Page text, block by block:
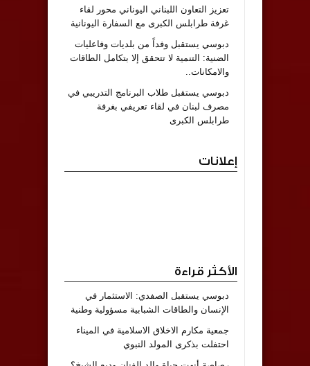
تعزيز التعاون اللبناني اليوناني محور لقاء
غرفة طرابلس الكبرى مع السفارة اليونانية
دبوسي يستقبل وفداً من بلديات وفاعليات
الضنية: التنمية لا تتحقق إلا بتكامل الطاقات
والامكانات..
دبوسي يستقبل طلاب البرنامج التدريبي في
مصرف لبنان في لقاء تعريفي بغرفة
طرابلس الكبرى
إعلانات
الأكثر قراءة
دبوسي يستقبل الصفدي: الاستثمار في
الإنسان والطاقات الشبابية مسؤولية وطنية
جمعية مكارم الاخلاق الاسلامية في الميناء
احتفلت بذكرى المولد النبوي